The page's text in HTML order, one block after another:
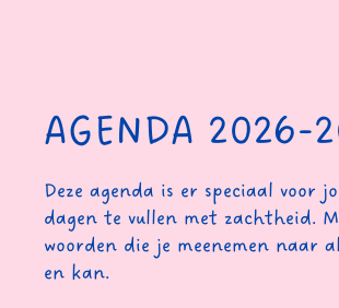
AGENDA 2026-
Deze agenda is er speciaal voor
dagen te vullen met zachtheid.
woorden die je meenemen naar
en kan.